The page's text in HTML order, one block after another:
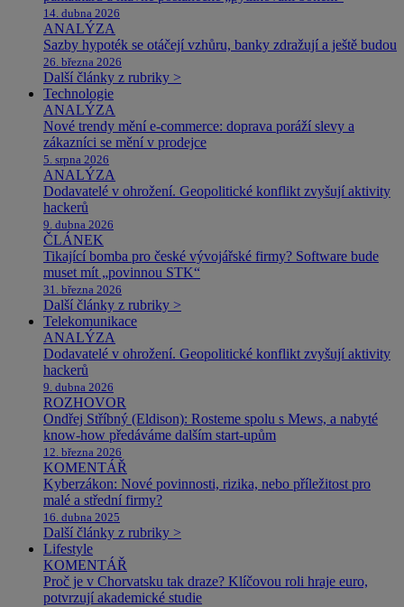
14. dubna 2026
ANALÝZA
Sazby hypoték se otáčejí vzhůru, banky zdražují a ještě budou
26. března 2026
Další články z rubriky >
Technologie
ANALÝZA
Nové trendy mění e-commerce: doprava poráží slevy a
zákazníci se mění v prodejce
5. srpna 2026
ANALÝZA
Dodavatelé v ohrožení. Geopolitické konflikt zvyšují aktivity
hackerů
9. dubna 2026
ČLÁNEK
Tikající bomba pro české vývojářské firmy? Software bude
muset mít „povinnou STK“
31. března 2026
Další články z rubriky >
Telekomunikace
ANALÝZA
Dodavatelé v ohrožení. Geopolitické konflikt zvyšují aktivity
hackerů
9. dubna 2026
ROZHOVOR
Ondřej Stříbný (Eldison): Rosteme spolu s Mews, a nabyté
know-how předáváme dalším start-upům
12. března 2026
KOMENTÁŘ
Kyberzákon: Nové povinnosti, rizika, nebo příležitost pro
malé a střední firmy?
16. dubna 2025
Další články z rubriky >
Lifestyle
KOMENTÁŘ
Proč je v Chorvatsku tak draze? Klíčovou roli hraje euro,
potvrzují akademické studie